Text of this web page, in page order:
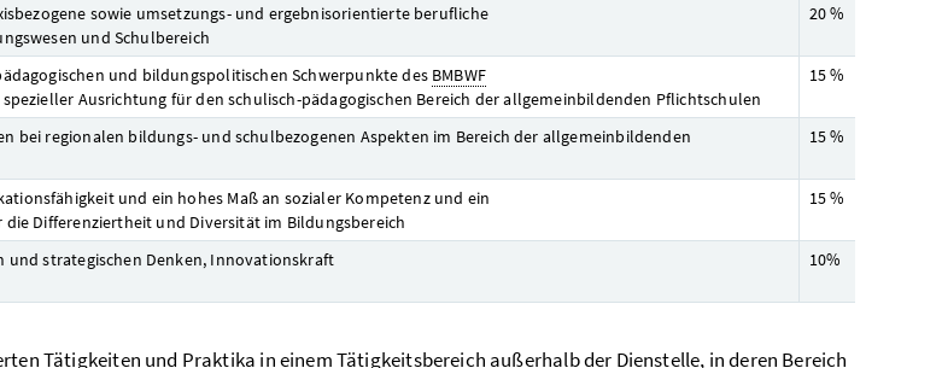
sowie umsetzungs- und ergebnisorientierte berufliche
und Schulbereich
20 %
und bildungspolitischen Schwerpunkte des BMBWF
Ausrichtung für den schulisch-pädagogischen Bereich der allgemeinbildenden Pflichtschulen
15 %
bei regionalen bildungs- und schulbezogenen Aspekten im Bereich der allgemeinbildenden
15 %
und ein hohes Maß an sozialer Kompetenz und ein
die Differenziertheit und Diversität im Bildungsbereich
15 %
und strategischen Denken, Innovationskraft
10%
Tätigkeiten und Praktika in einem Tätigkeitsbereich außerhalb der Dienstelle, in deren Bereich